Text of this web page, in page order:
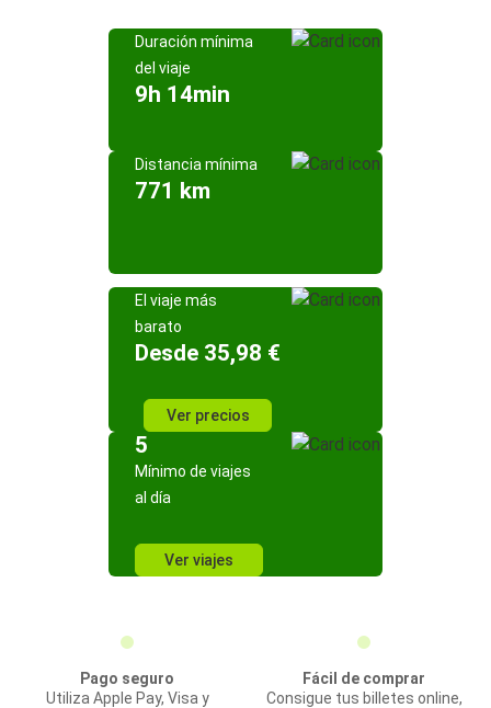
Duración mínima
del viaje
9h 14min
Distancia mínima
771 km
El viaje más
barato
Desde 35,98 €
Ver precios
5
Mínimo de viajes
al día
Ver viajes
Pago seguro
Utiliza Apple Pay, Visa y
Fácil de comprar
Consigue tus billetes online,